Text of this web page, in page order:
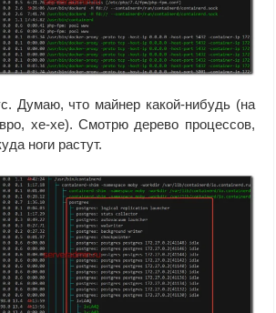
Думаю, что майнер какой-нибудь (на
хе-хе). Смотрю дерево процессов,
ноги растут.